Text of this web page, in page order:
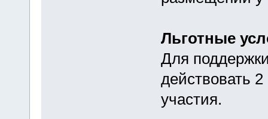
Льготные
Для
действовать 2
участия.